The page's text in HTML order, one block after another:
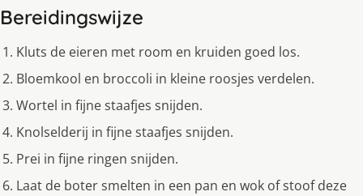
Bereidingswijze
Kluts de eieren met room en kruiden goed los.
Bloemkool en broccoli in kleine roosjes verdelen.
Wortel in fijne staafjes snijden.
Knolselderij in fijne staafjes snijden.
Prei in fijne ringen snijden.
Laat de boter smelten in een pan en wok of stoof deze